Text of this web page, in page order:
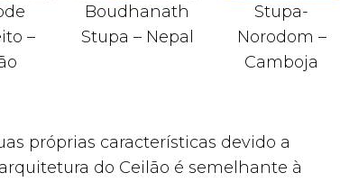
–
Boudhanath
Stupa – Nepal
Stupa-
Norodom –
Camboja
próprias características devido a
do Ceilão é semelhante à